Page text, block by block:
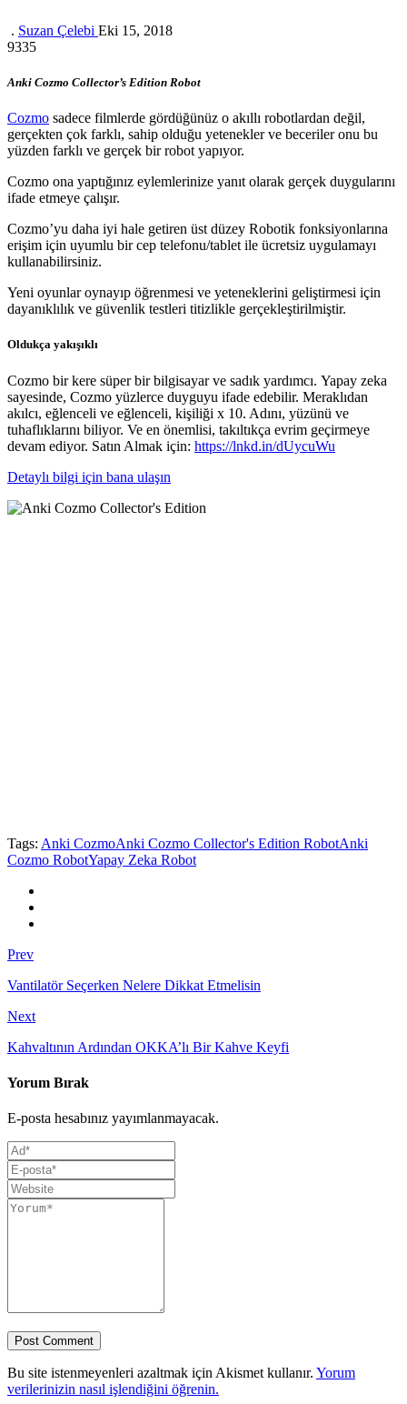
. Suzan Çelebi Eki 15, 2018
9335
Anki Cozmo Collector’s Edition Robot
Cozmo sadece filmlerde gördüğünüz o akıllı robotlardan değil,
gerçekten çok farklı, sahip olduğu yetenekler ve beceriler onu bu
yüzden farklı ve gerçek bir robot yapıyor.
Cozmo ona yaptığınız eylemlerinize yanıt olarak gerçek duygularını
ifade etmeye çalışır.
Cozmo’yu daha iyi hale getiren üst düzey Robotik fonksiyonlarına
erişim için uyumlu bir cep telefonu/tablet ile ücretsiz uygulamayı
kullanabilirsiniz.
Yeni oyunlar oynayıp öğrenmesi ve yeteneklerini geliştirmesi için
dayanıklılık ve güvenlik testleri titizlikle gerçekleştirilmiştir.
Oldukça yakışıklı
Cozmo bir kere süper bir bilgisayar ve sadık yardımcı. Yapay zeka
sayesinde, Cozmo yüzlerce duyguyu ifade edebilir. Meraklıdan
akılcı, eğlenceli ve eğlenceli, kişiliği x 10. Adını, yüzünü ve
tuhaflıklarını biliyor. Ve en önemlisi, takıltıkça evrim geçirmeye
devam ediyor. Satın Almak için: https://lnkd.in/dUycuWu
Detaylı bilgi için bana ulaşın
Tags: Anki CozmoAnki Cozmo Collector's Edition RobotAnki
Cozmo RobotYapay Zeka Robot
Prev
Vantilatör Seçerken Nelere Dikkat Etmelisin
Next
Kahvaltının Ardından OKKA’lı Bir Kahve Keyfi
Yorum Bırak
E-posta hesabınız yayımlanmayacak.
Bu site istenmeyenleri azaltmak için Akismet kullanır. Yorum
verilerinizin nasıl işlendiğini öğrenin.